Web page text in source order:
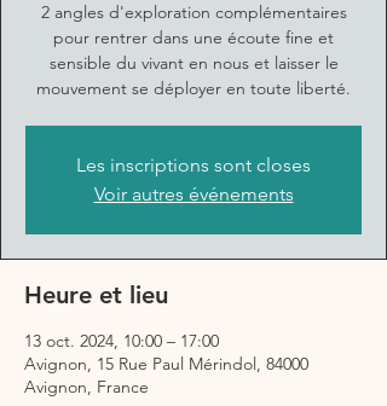
2 angles d'exploration complémentaires
pour rentrer dans une écoute fine et
sensible du vivant en nous et laisser le
mouvement se déployer en toute liberté.
Les inscriptions sont closes
Voir autres événements
Heure et lieu
13 oct. 2024, 10:00 – 17:00
Avignon, 15 Rue Paul Mérindol, 84000
Avignon, France